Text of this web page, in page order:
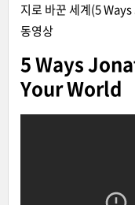
지로 바꾼 세계(5
동영상
5 Ways
Your World